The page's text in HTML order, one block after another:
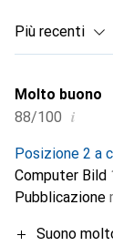
Più recenti
Molto buono
88/100 i
Posizione 2 a
Computer Bild
Pubblicazione
Suono